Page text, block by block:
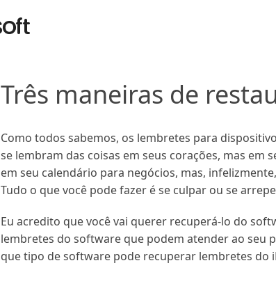
Três maneiras de
Como todos sabemos, os lembretes para
se lembram das coisas em seus corações, mas
em seu calendário para negócios, mas,
Tudo o que você pode fazer é se culpar ou se
Eu acredito que você vai querer recuperá-lo do
lembretes do software que podem atender ao seu
que tipo de software pode recuperar lembretes do